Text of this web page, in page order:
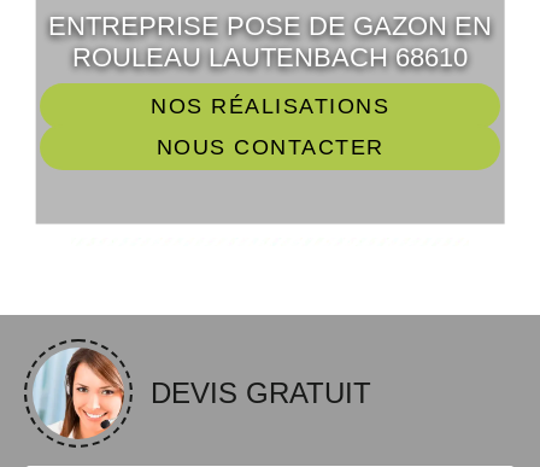
ENTREPRISE POSE DE GAZON EN
ROULEAU LAUTENBACH 68610
NOS RÉALISATIONS
NOUS CONTACTER
DEVIS GRATUIT